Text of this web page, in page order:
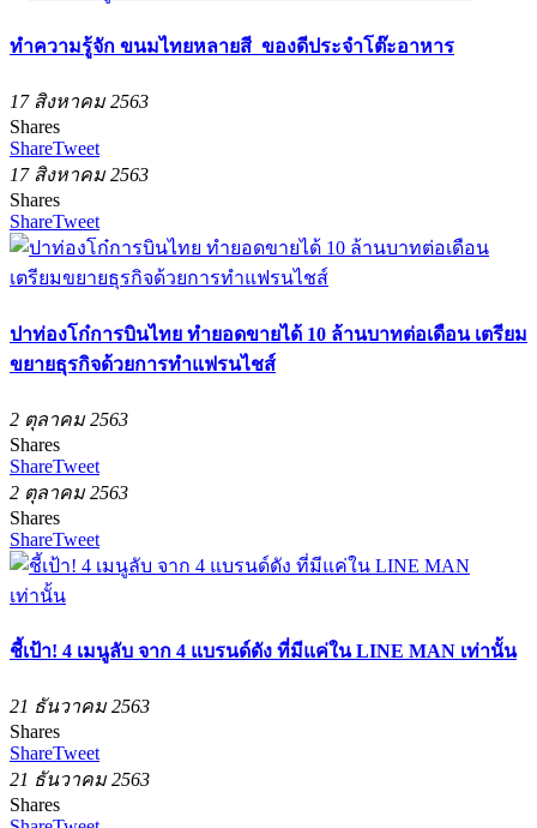
ทำความรู้จัก ขนมไทยหลายสี ของดีประจำโต๊ะอาหาร
17 สิงหาคม 2563
Shares
ShareTweet
17 สิงหาคม 2563
Shares
ShareTweet
ปาท่องโก๋การบินไทย ทำยอดขายได้ 10 ล้านบาทต่อเดือน เตรียม
ขยายธุรกิจด้วยการทำแฟรนไชส์
2 ตุลาคม 2563
Shares
ShareTweet
2 ตุลาคม 2563
Shares
ShareTweet
ชี้เป้า! 4 เมนูลับ จาก 4 แบรนด์ดัง ที่มีแค่ใน LINE MAN เท่านั้น
21 ธันวาคม 2563
Shares
ShareTweet
21 ธันวาคม 2563
Shares